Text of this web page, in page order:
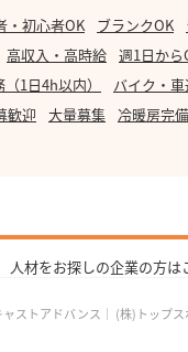
・初心者OK ブランクOK
高収入・高時給 週1日から
1日4h以内） バイク・
歓迎 大量募集 冷暖房完備
人材をお探しの企業の方は
ストアドバンス ｜ (株)トップス